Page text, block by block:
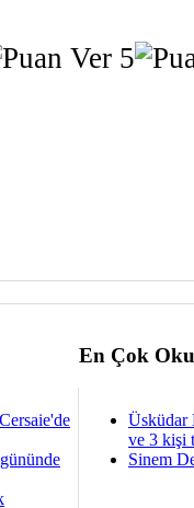
En Çok
Üsküdar
ve 3 kişi
Sinem